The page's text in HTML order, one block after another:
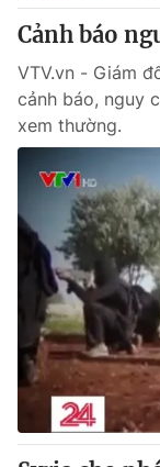
VTV4
VTV9
Liên hệ tòa soạn
THỜI BÁO VTV
Theo dõi báo trên
Cơ quan chủ quản:
Cảnh báo
VTV.vn - Giám
cảnh báo, nguy
xem thường.